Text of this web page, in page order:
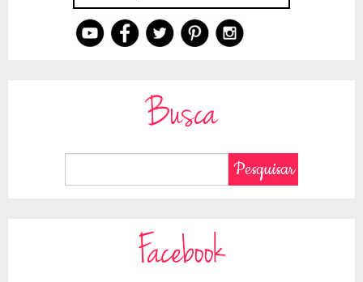
Busca
Facebook